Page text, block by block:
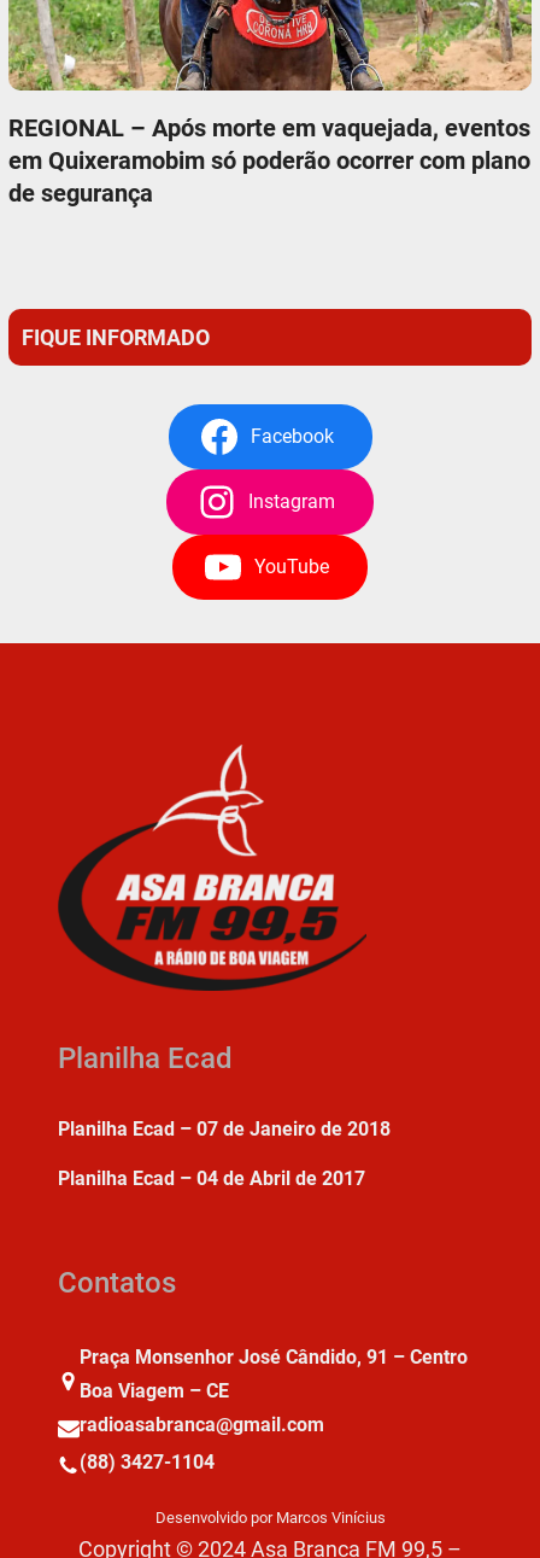
REGIONAL – Após morte em vaquejada, eventos
em Quixeramobim só poderão ocorrer com plano
de segurança
FIQUE INFORMADO
Facebook
Instagram
YouTube
Planilha Ecad
Planilha Ecad – 07 de Janeiro de 2018
Planilha Ecad – 04 de Abril de 2017
Contatos
Praça Monsenhor José Cândido, 91 – Centro
Boa Viagem – CE
radioasabranca@gmail.com
(88) 3427-1104
Desenvolvido por Marcos Vinícius
Copyright © 2024 Asa Branca FM 99,5 –